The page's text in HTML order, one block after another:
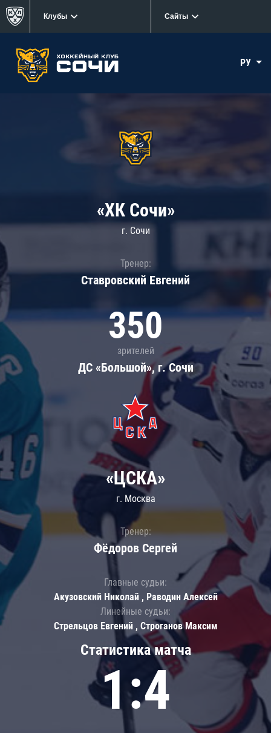
Клубы Сайты
РУ
«ХК Сочи»
г. Сочи
Тренер:
Ставровский Евгений
350
зрителей
ДС «Большой», г. Сочи
Статистика матча
1:4
«ЦСКА»
г. Москва
Тренер:
Фёдоров Сергей
Главные судьи:
Акузовский Николай , Раводин Алексей
Линейные судьи:
Стрельцов Евгений , Строганов Максим